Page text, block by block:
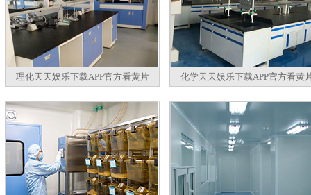
理化天天娱乐下载APP官方看黄片 化学天天娱乐下载APP官方看黄